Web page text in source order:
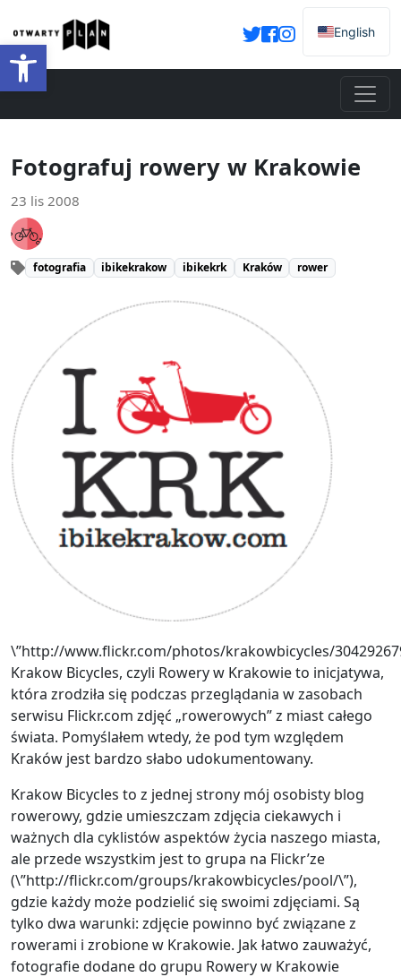
Otwórz pasek narzędzi
English
Fotografuj rowery w Krakowie
23 lis 2008
fotografia ibikekrakow ibikekrk Kraków rower
\”http://www.flickr.com/photos/krakowbicycles/
Krakow Bicycles, czyli Rowery w Krakowie to inicjatywa,
która zrodziła się podczas przeglądania w zasobach
serwisu Flickr.com zdjęć „rowerowych” z miast całego
świata. Pomyślałem wtedy, że pod tym względem
Kraków jest bardzo słabo udokumentowany.
Krakow Bicycles to z jednej strony mój osobisty blog
rowerowy, gdzie umieszczam zdjęcia ciekawych i
ważnych dla cyklistów aspektów życia naszego miasta,
ale przede wszystkim jest to grupa na Flickr’ze
(\”http://flickr.com/groups/krakowbicycles/pool/\”),
gdzie każdy może podzielić się swoimi zdjęciami. Są
tylko dwa warunki: zdjęcie powinno być związane z
rowerami i zrobione w Krakowie. Jak łatwo zauważyć,
fotografie dodane do grupu Rowery w Krakowie